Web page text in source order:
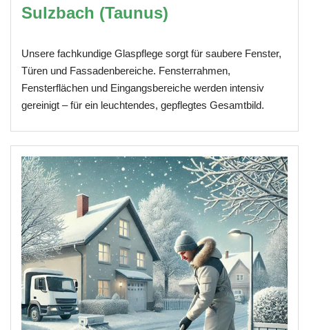
Sulzbach (Taunus)
Unsere fachkundige Glaspflege sorgt für saubere Fenster,
Türen und Fassadenbereiche. Fensterrahmen,
Fensterflächen und Eingangsbereiche werden intensiv
gereinigt – für ein leuchtendes, gepflegtes Gesamtbild.